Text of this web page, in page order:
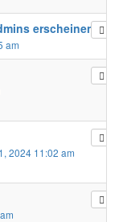
erscheinen?
am
2024 11:02 am